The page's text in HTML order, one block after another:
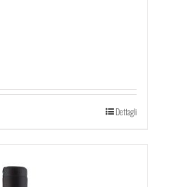
Dettagli